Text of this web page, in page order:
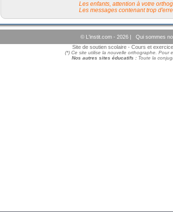
Les enfants, attention à votre
Les messages contenant trop
© L'instit.com - 2026 | Qui sommes
Site de soutien scolaire - Cours et
(*) Ce site utilise la nouvelle orthographe. Pour
Nos autres sites éducatifs : Toute la